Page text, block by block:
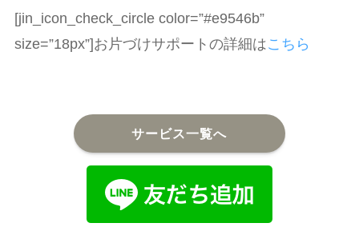
[jin_icon_check_circle color=”#e9546b”
size=”18px”]お片づけサポートの詳細はこちら
サービス一覧へ